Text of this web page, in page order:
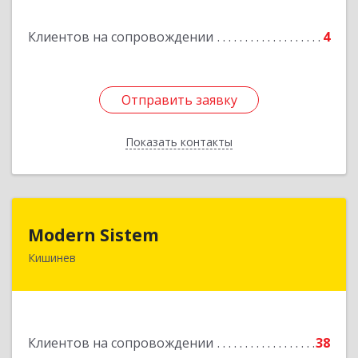
Клиентов на сопровождении 4
Отправить заявку
Показать контакты
Отправить заявку
Назад
Modern Sistem
Кишинев
Клиентов на сопровождении
38
МОЛДОВА, РЕСПУБЛИКА , MD-2004, г. Кишинев,
Подробнее